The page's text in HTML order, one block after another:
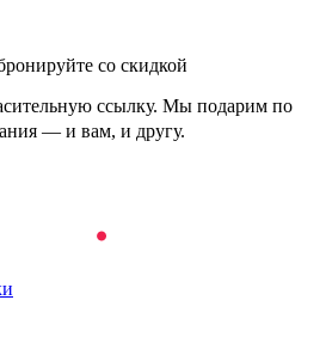
со скидкой
ссылку. Мы подарим по
— и вам, и другу.